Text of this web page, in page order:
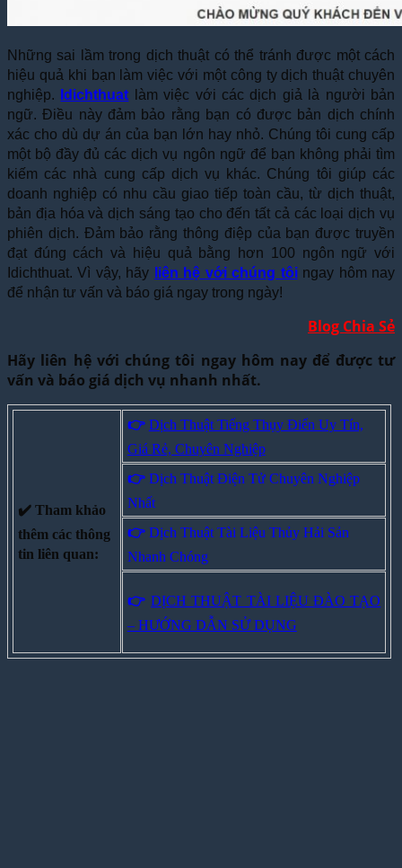
Những sai lầm trong dịch thuật có thể tránh được một cách
hiệu quả khi bạn làm việc với một công ty dịch thuật chuyên
nghiệp.
Idichthuat làm việc với các dịch giả là người bản
ngữ. Điều này đảm bảo rằng bạn có được bản dịch chính
xác cho dù dự án của bạn lớn hay nhỏ. Chúng tôi cung cấp
một bộ đầy đủ các dịch vụ ngôn ngữ để bạn không phải tìm
kiếm các nhà cung cấp dịch vụ khác. Chúng tôi giúp các
doanh nghiệp có nhu cầu giao tiếp toàn cầu, từ dịch thuật,
bản địa hóa và dịch sáng tạo cho đến tất cả các loại dịch vụ
phiên dịch. Đảm bảo rằng thông điệp của bạn được truyền
đạt đúng cách và hiệu quả bằng hơn 100 ngôn ngữ với
Idichthuat. Vì vậy, hãy
liên hệ với chúng tôingay hôm nay
để nhận tư vấn và báo giá ngay trong ngày!
Blog Chia Sẻ
Hãy liên hệ với chúng tôi ngay hôm nay để được tư
vấn và báo giá dịch vụ nhanh nhất.
✔️ Tham khảo
thêm các thông
tin liên quan:
👉 Dịch Thuật Tiếng Thụy Điển Uy Tín,
Giá Rẻ, Chuyên Nghiệp
👉 Dịch Thuật Điện Tử Chuyên Nghiệp
Nhất
👉 Dịch Thuật Tài Liệu Thủy Hải Sản
Nhanh Chóng
👉DỊCH THUẬT TÀI LIỆU ĐÀO TẠO
– HƯỚNG DẪN SỬ DỤNG